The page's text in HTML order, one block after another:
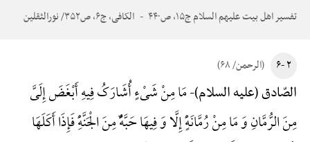
تفسیر اهل بیت علیهم السلام ج۱۵، ص۴۴۰ الکافی، ج۶، ص۳۵۲/ نورالثقلین
۲ -۶ (الرحمن/ ۶۸)
الصّادق (علیه السلام)-مَا مِنْ شَیْءٍ أُشَارَکُ فِیهِ أَبْغَضَ إِلَیَّ
مِنَ الرُّمَّانِ وَ مَا مِنْ رُمَّانَهًٍْ إِلَّا وَ فِیهَا حَبَّهًٌْ مِنَ الْجَنَّهًِْ فَإِذَا أَکَلَهَا